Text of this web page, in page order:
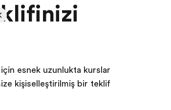
esnek uzunlukta kurslar
kişiselleştirilmiş bir teklif